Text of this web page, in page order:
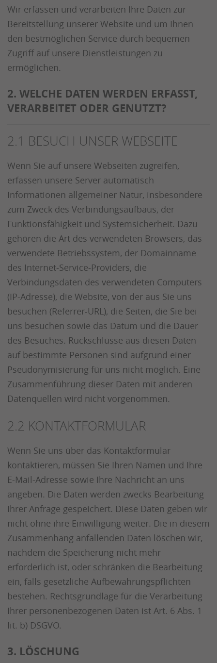
Wir erfassen und verarbeiten Ihre Daten zur
Bereitstellung unserer Website und um Ihnen
den bestmöglichen Service durch bequemen
Zugriff auf unsere Dienstleistungen zu
ermöglichen.
2. WELCHE DATEN WERDEN ERFASST,
VERARBEITET ODER GENUTZT?
2.1 BESUCH UNSER WEBSEITE
Wenn Sie auf unsere Webseiten zugreifen,
erfassen unsere Server automatisch
Informationen allgemeiner Natur, insbesondere
zum Zweck des Verbindungsaufbaus, der
Funktionsfähigkeit und Systemsicherheit. Dazu
gehören die Art des verwendeten Browsers, das
verwendete Betriebssystem, der Domainname
des Internet-Service-Providers, die
Verbindungsdaten des verwendeten Computers
(IP-Adresse), die Website, von der aus Sie uns
besuchen (Referrer-URL), die Seiten, die Sie bei
uns besuchen sowie das Datum und die Dauer
des Besuches. Rückschlüsse aus diesen Daten
auf bestimmte Personen sind aufgrund einer
Pseudonymisierung für uns nicht möglich. Eine
Zusammenführung dieser Daten mit anderen
Datenquellen wird nicht vorgenommen.
2.2 KONTAKTFORMULAR
Wenn Sie uns über das Kontaktformular
kontaktieren, müssen Sie Ihren Namen und Ihre
E-Mail-Adresse sowie Ihre Nachricht an uns
angeben. Die Daten werden zwecks Bearbeitung
Ihrer Anfrage gespeichert. Diese Daten geben wir
nicht ohne ihre Einwilligung weiter. Die in diesem
Zusammenhang anfallenden Daten löschen wir,
nachdem die Speicherung nicht mehr
erforderlich ist, oder schränken die Bearbeitung
ein, falls gesetzliche Aufbewahrungspflichten
bestehen. Rechtsgrundlage für die Verarbeitung
Ihrer personenbezogenen Daten ist Art. 6 Abs. 1
lit. b) DSGVO.
3. LÖSCHUNG